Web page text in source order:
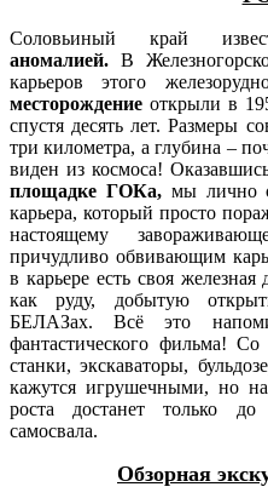
Соловьиный край
аномалией. В
карьеров этого
месторождение открыли в
спустя десять лет. Размеры
три километра, а глубина –
виден из космоса!
площадке ГОКа, мы лично
карьера, который просто
настоящему
причудливо обвивающим
в карьере есть своя
как руду, добытую
БЕЛАЗах. Всё это
фантастического фильма!
станки, экскаваторы,
кажутся игрушечными, но
роста достанет только
самосвала.
Обзорная